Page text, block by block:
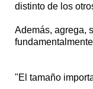
distinto de los
Además, agrega,
"El tamaño